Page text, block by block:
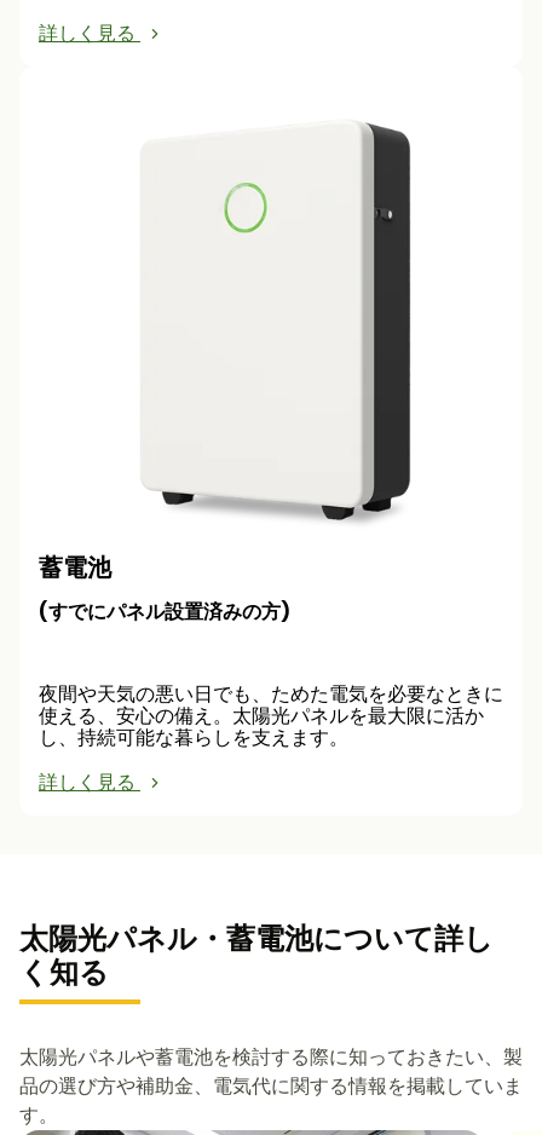
詳しく見る
蓄電池
(すでにパネル設置済みの方)
夜間や天気の悪い日でも、ためた電気を必要なときに
使える、安心の備え。太陽光パネルを最大限に活か
し、持続可能な暮らしを支えます。
詳しく見る
太陽光パネル・蓄電池について詳し
く知る
太陽光パネルや蓄電池を検討する際に知っておきたい、製
品の選び方や補助金、電気代に関する情報を掲載していま
す。